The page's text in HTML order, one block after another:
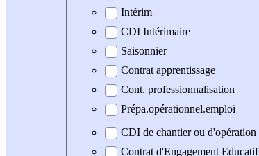
Intérim
CDI Intérimaire
Saisonnier
Contrat apprentissage
Cont. professionnalisation
Prépa.opérationnel.emploi
CDI de chantier ou d'opération
Contrat d'Engagement Educatif